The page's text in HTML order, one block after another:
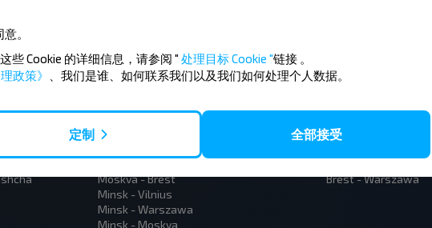
Vilnius - Minsk
Moskva - Brest
Minsk - Vilnius
Minsk - Warszawa
Minsk - Moskva
Moskva - Baranovichy
Brest - Warszawa
意。
些 Cookie 的详细信息，请参阅 " 处理目标 Cookie "链接 。
政策》 、我们是谁、如何联系我们以及我们如何处理个人数据。
定制 全部接受